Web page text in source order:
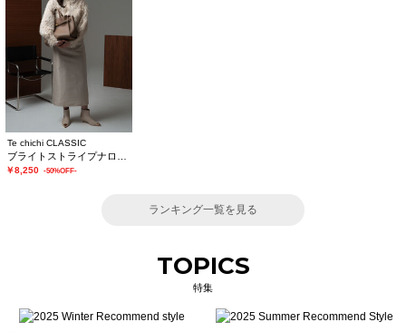
Te chichi CLASSIC
￥8,250 -50%OFF-
ランキング一覧を見る
TOPICS
特集